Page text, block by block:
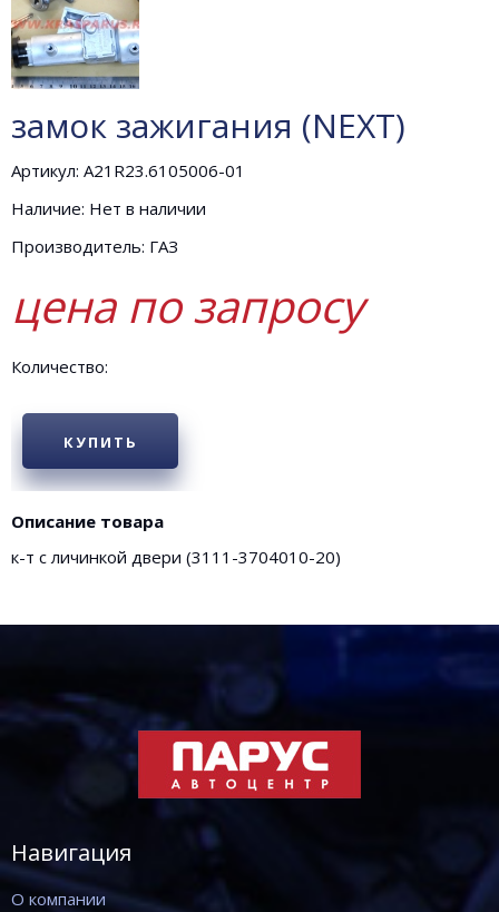
замок зажигания (NEXT)
Артикул: A21R23.6105006-01
Наличие: Нет в наличии
Производитель: ГАЗ
цена по запросу
Количество:
КУПИТЬ
Описание товара
к-т с личинкой двери (3111-3704010-20)
Навигация
О компании